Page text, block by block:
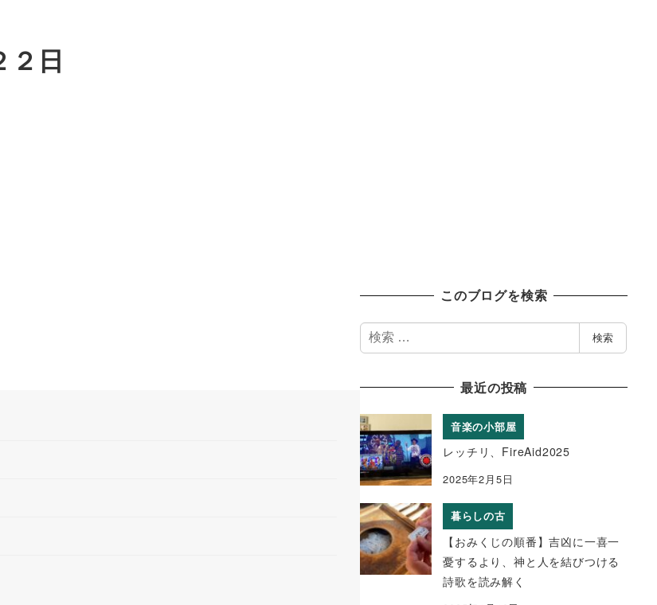
２日
このブログを検索
検
索
検索
最近の投稿
音楽の小部屋
レッチリ、FireAid2025
2025年2月5日
暮らしの古
【おみくじの順番】吉凶に一喜一
憂するより、神と人を結びつける
詩歌を読み解く